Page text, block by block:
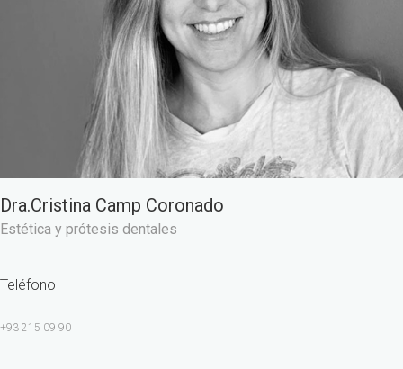
Dra.Cristina Camp Coronado
Estética y prótesis dentales
Teléfono
+93 215 09 90